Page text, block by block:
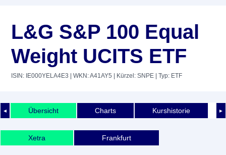
L&G S&P 100 Equal
Weight UCITS ETF
ISIN: IE000YELA4E3 | WKN: A41AY5 | Kürzel: SNPE | Typ: ETF
◄ ►
Übersicht Charts Kurshistorie
Xetra Frankfurt